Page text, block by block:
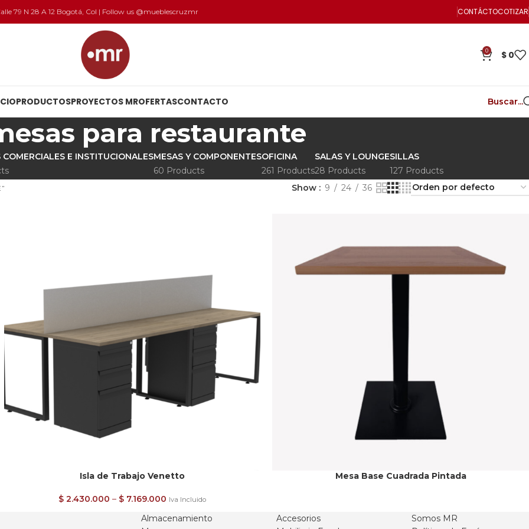
79 N 28 A 12 Bogotá, Col | Follow us @mueblescruzmr CONTÁCTOCOTIZAR
0 $ 0
PRODUCTOSPROYECTOS MROFERTASCONTACTO Buscar...
para restaurante
COMERCIALES E INSTITUCIONALESMESAS Y COMPONENTES
60 Products
OFICINA
261 Products
SALAS Y LOUNGE
28 Products
SILLAS
127 Products
Show 9 24 36
Isla de Trabajo Venetto
$2.430.000 – $7.169.000 Iva Incluido
Mesa Base Cuadrada Pintada
Almacenamiento
Accesorios
Somos MR